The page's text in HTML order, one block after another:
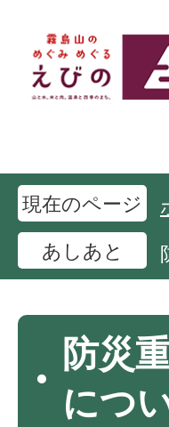
現在のページ
あしあと
防災
につ